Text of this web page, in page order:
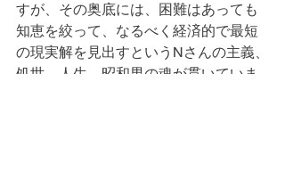
すが、その奥底には、困難はあっても
知恵を絞って、なるべく経済的で最短
の現実解を見出すというNさんの主義、
処世、人生、昭和男の魂が貫いていま